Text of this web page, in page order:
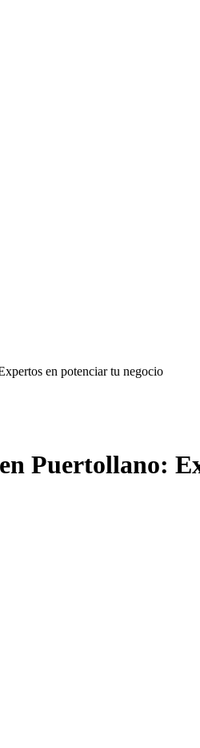
en potenciar tu negocio
Puertollano: